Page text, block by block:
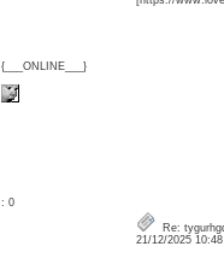
{___ONLINE___}
: 0
Re:
21/12/2025